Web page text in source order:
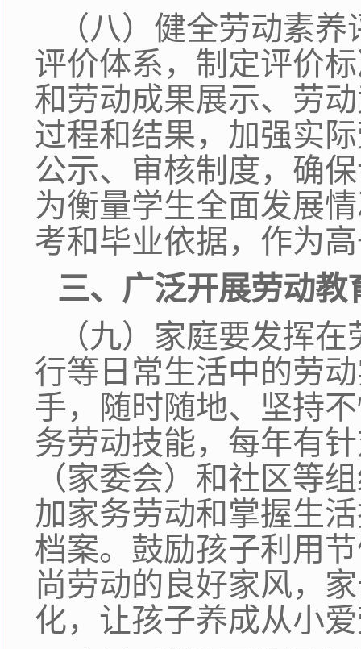
（八）健全劳动素
评价体系，制定评价
和劳动成果展示、劳
过程和结果，加强实
公示、审核制度，确
为衡量学生全面发展
考和毕业依据，作为
三、广泛开展劳动教
（九）家庭要发挥
行等日常生活中的劳
手，随时随地、坚持
务劳动技能，每年有
（家委会）和社区等
加家务劳动和掌握生
档案。鼓励孩子利用
尚劳动的良好家风，
化，让孩子养成从小